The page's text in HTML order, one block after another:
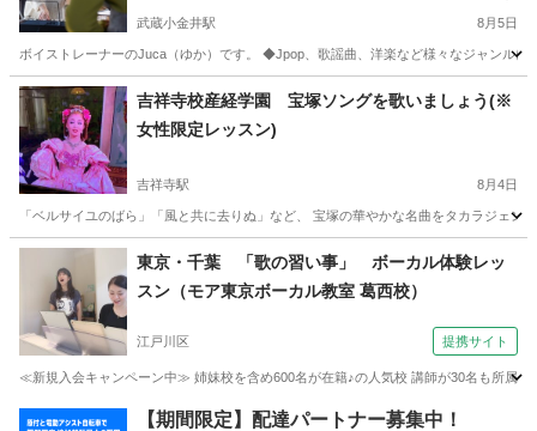
武蔵小金井駅 8月5日
ボイストレーナーのJuca（ゆか）です。 ◆Jpop、歌謡曲、洋楽など様々なジャンル
東京 小金井市 武蔵小金井駅 ボーカル レッスン
吉祥寺校産経学園 宝塚ソングを歌いましょう(※
女性限定レッスン)
吉祥寺駅 8月4日
「ベルサイユのばら」「風と共に去りぬ」など、 宝塚の華やかな名曲をタカラジェ
東京 武蔵野市 吉祥寺駅 ボーカル 娘役
東京・千葉 「歌の習い事」 ボーカル体験レッ
スン（モア東京ボーカル教室 葛西校）
江戸川区 提携サイト
≪新規入会キャンペーン中≫ 姉妹校を含め600名が在籍♪の人気校 講師が30名も所属♪
ボーカル
【期間限定】配達パートナー募集中！